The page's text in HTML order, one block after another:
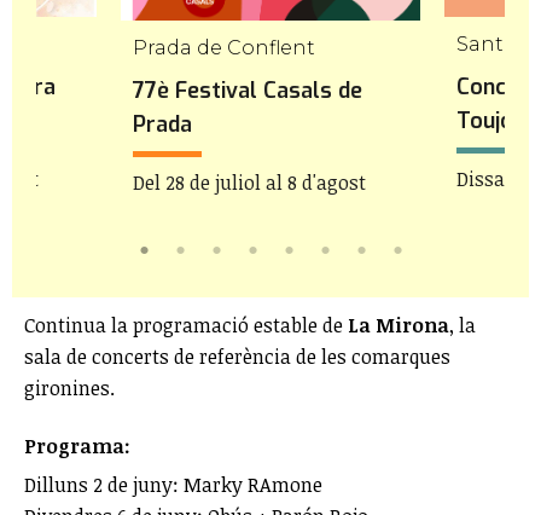
Prada de Conflent
77è Festival Casals de
Prada
Del 28 de juliol al 8 d'agost
Sant
Concert
Dissabte
Continua la programació estable de La Mirona, la
sala de concerts de referència de les comarques
gironines.
Programa:
Dilluns 2 de juny: Marky RAmone